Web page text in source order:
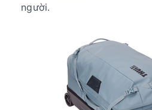
người.